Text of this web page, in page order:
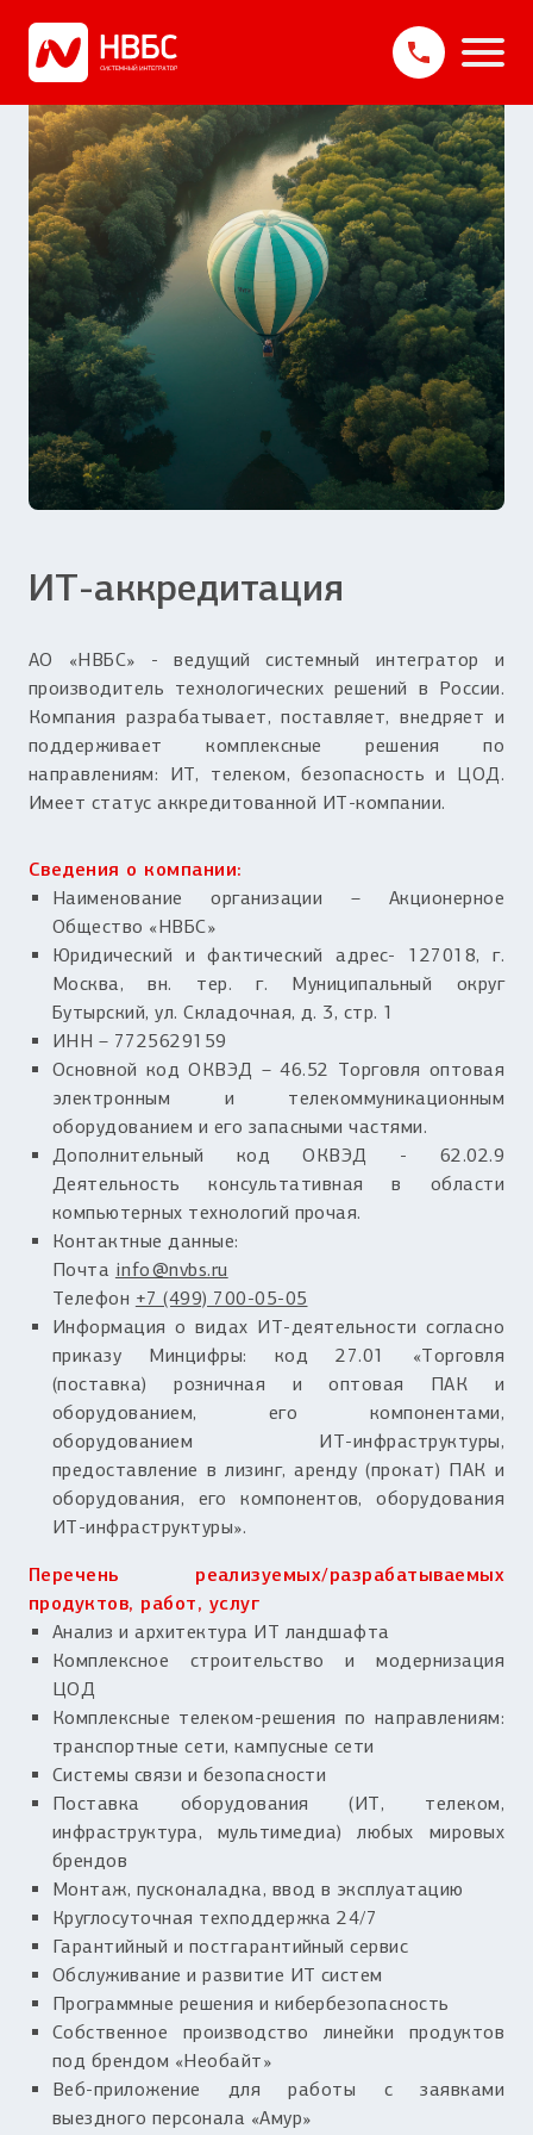
ИТ-аккредитация
АО «НВБС» - ведущий системный интегратор и
производитель технологических решений в России.
Компания разрабатывает, поставляет, внедряет и
поддерживает комплексные решения по
направлениям: ИТ, телеком, безопасность и ЦОД.
Имеет статус аккредитованной ИТ-компании.
Сведения о компании:
Наименование организации – Акционерное
Общество «НВБС»
Юридический и фактический адрес- 127018, г.
Москва, вн. тер. г. Муниципальный округ
Бутырский, ул. Складочная, д. 3, стр. 1
ИНН – 7725629159
Основной код ОКВЭД – 46.52 Торговля оптовая
электронным и телекоммуникационным
оборудованием и его запасными частями.
Дополнительный код ОКВЭД - 62.02.9
Деятельность консультативная в области
компьютерных технологий прочая.
Контактные данные:
Почта info@nvbs.ru
Телефон +7 (499) 700-05-05
Информация о видах ИТ-деятельности согласно
приказу Минцифры: код 27.01 «Торговля
(поставка) розничная и оптовая ПАК и
оборудованием, его компонентами,
оборудованием ИТ-инфраструктуры,
предоставление в лизинг, аренду (прокат) ПАК и
оборудования, его компонентов, оборудования
ИТ-инфраструктуры».
Перечень реализуемых/разрабатываемых
продуктов, работ, услуг
Анализ и архитектура ИТ ландшафта
Комплексное строительство и модернизация
ЦОД
Комплексные телеком-решения по направлениям:
транспортные сети, кампусные сети
Системы связи и безопасности
Поставка оборудования (ИТ, телеком,
инфраструктура, мультимедиа) любых мировых
брендов
Монтаж, пусконаладка, ввод в эксплуатацию
Круглосуточная техподдержка 24/7
Гарантийный и постгарантийный сервис
Обслуживание и развитие ИТ систем
Программные решения и кибербезопасность
Собственное производство линейки продуктов
под брендом «Необайт»
Веб-приложение для работы с заявками
выездного персонала «Амур»